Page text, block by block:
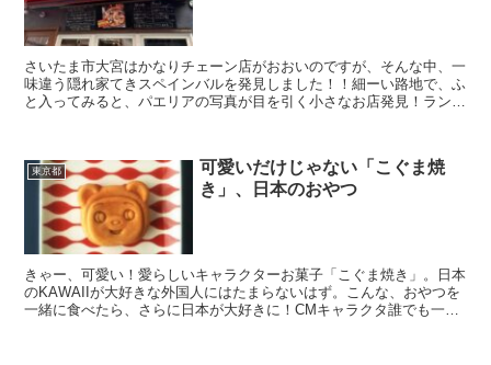
さいたま市大宮はかなりチェーン店がおおいのですが、そんな中、一
味違う隠れ家てきスペインバルを発見しました！！細ーい路地で、ふ
と入ってみると、パエリアの写真が目を引く小さなお店発見！ランチ
東京都
可愛いだけじゃない「こぐま焼
き」、日本のおやつ
きゃー、可愛い！愛らしいキャラクターお菓子「こぐま焼き」。日本
のKAWAIIが大好きな外国人にはたまらないはず。こんな、おやつを
一緒に食べたら、さらに日本が大好きに！CMキャラクタ誰でも一度